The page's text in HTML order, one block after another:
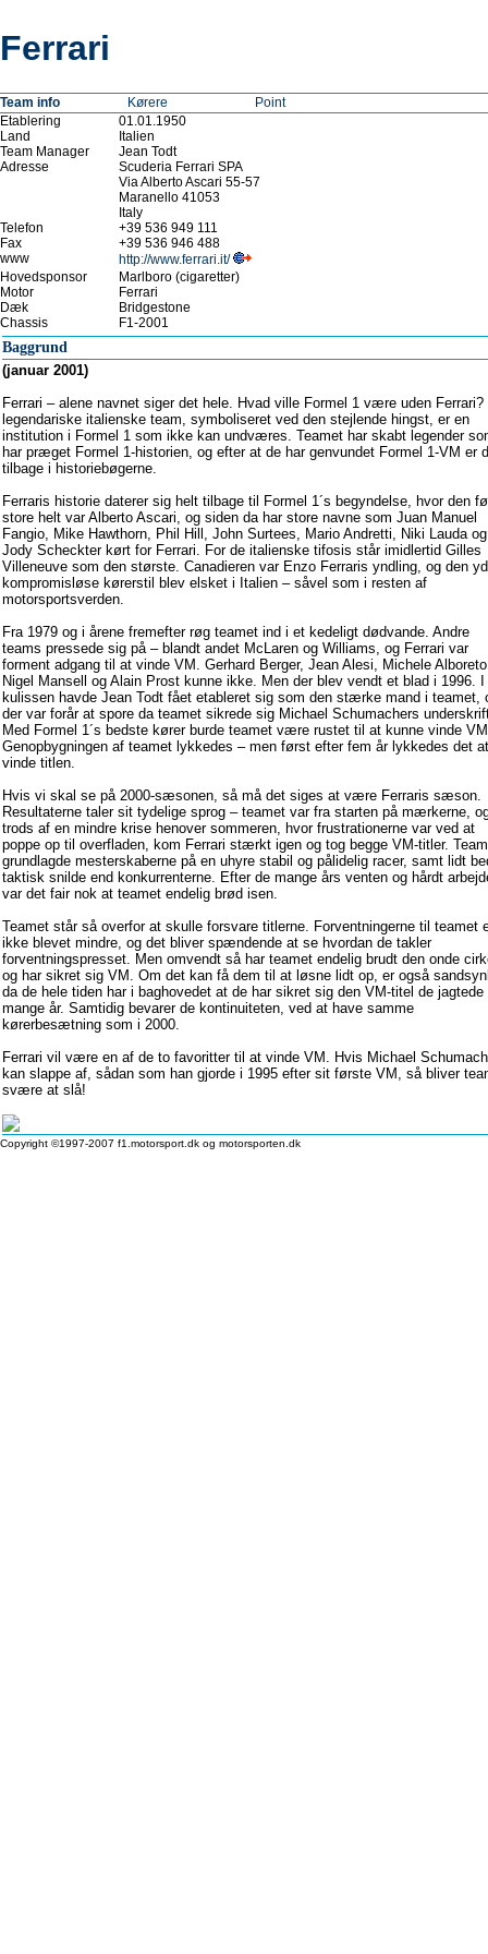
Ferrari
Team info Kørere
Point
Etablering
01.01.1950
Land
Italien
Team Manager
Jean Todt
Adresse
Scuderia Ferrari SPA
Via Alberto Ascari 55-57
Maranello 41053
Italy
Telefon
+39 536 949 111
Fax
+39 536 946 488
www
http://www.ferrari.it/
Hovedsponsor
Marlboro (cigaretter)
Motor
Ferrari
Dæk
Bridgestone
Chassis
F1-2001
Baggrund
(januar 2001)
Ferrari – alene navnet siger det hele. Hvad ville Formel 1 være uden Ferrari?
legendariske italienske team, symboliseret ved den stejlende hingst, er en
institution i Formel 1 som ikke kan undværes. Teamet har skabt legender
har præget Formel 1-historien, og efter at de har genvundet Formel 1-VM er
tilbage i historiebøgerne.
Ferraris historie daterer sig helt tilbage til Formel 1´s begyndelse, hvor den
store helt var Alberto Ascari, og siden da har store navne som Juan Manuel
Fangio, Mike Hawthorn, Phil Hill, John Surtees, Mario Andretti, Niki Lauda og
Jody Scheckter kørt for Ferrari. For de italienske tifosis står imidlertid Gilles
Villeneuve som den største. Canadieren var Enzo Ferraris yndling, og den
kompromisløse kørerstil blev elsket i Italien – såvel som i resten af
motorsportsverden.
Fra 1979 og i årene fremefter røg teamet ind i et kedeligt dødvande. Andre
teams pressede sig på – blandt andet McLaren og Williams, og Ferrari var
forment adgang til at vinde VM. Gerhard Berger, Jean Alesi, Michele
Nigel Mansell og Alain Prost kunne ikke. Men der blev vendt et blad i 1996. I
kulissen havde Jean Todt fået etableret sig som den stærke mand i teamet,
der var forår at spore da teamet sikrede sig Michael Schumachers
Med Formel 1´s bedste kører burde teamet være rustet til at kunne vinde
Genopbygningen af teamet lykkedes – men først efter fem år lykkedes det at
vinde titlen.
Hvis vi skal se på 2000-sæsonen, så må det siges at være Ferraris sæson.
Resultaterne taler sit tydelige sprog – teamet var fra starten på mærkerne,
trods af en mindre krise henover sommeren, hvor frustrationerne var ved at
poppe op til overfladen, kom Ferrari stærkt igen og tog begge VM-titler.
grundlagde mesterskaberne på en uhyre stabil og pålidelig racer, samt lidt
taktisk snilde end konkurrenterne. Efter de mange års venten og hårdt
var det fair nok at teamet endelig brød isen.
Teamet står så overfor at skulle forsvare titlerne. Forventningerne til teamet
ikke blevet mindre, og det bliver spændende at se hvordan de takler
forventningspresset. Men omvendt så har teamet endelig brudt den onde
og har sikret sig VM. Om det kan få dem til at løsne lidt op, er også
da de hele tiden har i baghovedet at de har sikret sig den VM-titel de jagtede
mange år. Samtidig bevarer de kontinuiteten, ved at have samme
kørerbesætning som i 2000.
Ferrari vil være en af de to favoritter til at vinde VM. Hvis Michael
kan slappe af, sådan som han gjorde i 1995 efter sit første VM, så bliver
svære at slå!
Copyright ©1997-2007 f1.motorsport.dk og motorsporten.dk